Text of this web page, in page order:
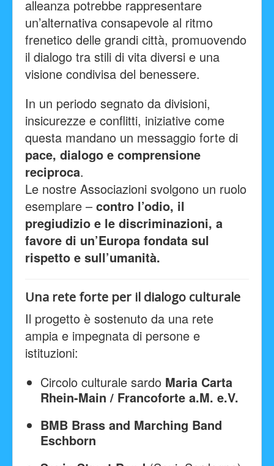
alleanza potrebbe rappresentare
un’alternativa consapevole al ritmo
frenetico delle grandi città, promuovendo
il dialogo tra stili di vita diversi e una
visione condivisa del benessere.
In un periodo segnato da divisioni,
insicurezze e conflitti, iniziative come
questa mandano un messaggio forte di
pace, dialogo e comprensione
reciproca.
Le nostre Associazioni svolgono un ruolo
esemplare – contro l’odio, il
pregiudizio e le discriminazioni, a
favore di un’Europa fondata sul
rispetto e sull’umanità.
Una rete forte per il dialogo culturale
Il progetto è sostenuto da una rete
ampia e impegnata di persone e
istituzioni:
Circolo culturale sardo Maria Carta
Rhein-Main / Francoforte a.M. e.V.
BMB Brass and Marching Band
Eschborn